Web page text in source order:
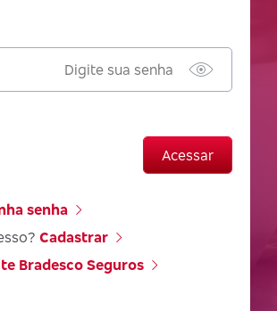
Acessar
senha
Cadastrar
Bradesco Seguros